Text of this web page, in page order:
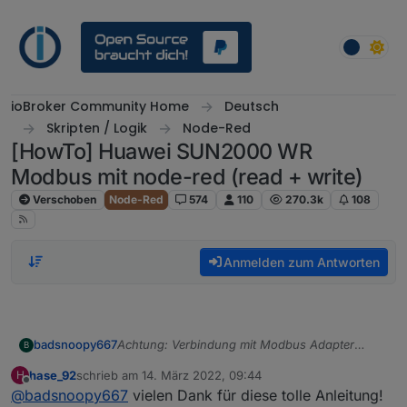
ioBroker Community Home
Deutsch
Skripten / Logik
Node-Red
[HowTo] Huawei SUN2000 WR
Modbus mit node-red (read + write)
Verschoben Node-Red 574 110 270.3k 108
Anmelden zum Antworten
B badsnoopy667Achtung: Verbindung mit Modbus Adapter
Hier eine Anleitung um den SUN2000
Wechselrichter incl. Batterie und Power Meter
H
Offline
hase_92schrieb am 14. März 2022, 09:44
zuletzt editiert von
@badsnoopy667 vielen Dank für diese tolle Anleitung!